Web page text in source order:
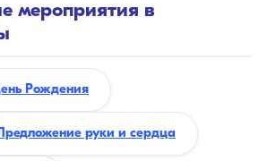
мероприятия в
Рождения
руки и сердца